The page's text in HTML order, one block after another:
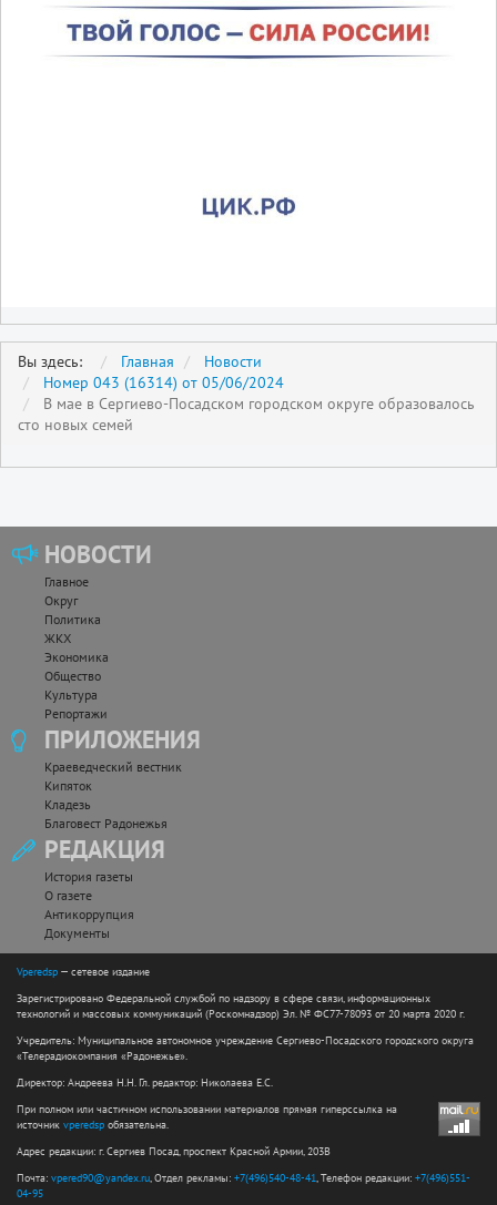
Вы здесь: Главная
Новости
Номер 043 (16314) от 05/06/2024
В мае в Сергиево-Посадском городском округе образовалось
сто новых семей
НОВОСТИ
Главное
Округ
Политика
ЖКХ
Экономика
Общество
Культура
Репортажи
ПРИЛОЖЕНИЯ
Краеведческий вестник
Кипяток
Кладезь
Благовест Радонежья
РЕДАКЦИЯ
История газеты
О газете
Антикоррупция
Документы
Vperedsp — сетевое издание
Зарегистрировано Федеральной службой по надзору в сфере связи, информационных
технологий и массовых коммуникаций (Роскомнадзор) Эл. № ФС77-78093 от 20 марта 2020 г.
Учредитель: Муниципальное автономное учреждение Сергиево-Посадского городского округа
«Телерадиокомпания «Радонежье».
Директор: Андреева Н.Н. Гл. редактор: Николаева Е.С.
При полном или частичном использовании материалов прямая гиперссылка на
источник vperedsp обязательна.
Адрес редакции: г. Сергиев Посад, проспект Красной Армии, 203В
Почта: vpered90@yandex.ru, Отдел рекламы: +7(496)540-48-41, Телефон редакции: +7(496)551-
04-95